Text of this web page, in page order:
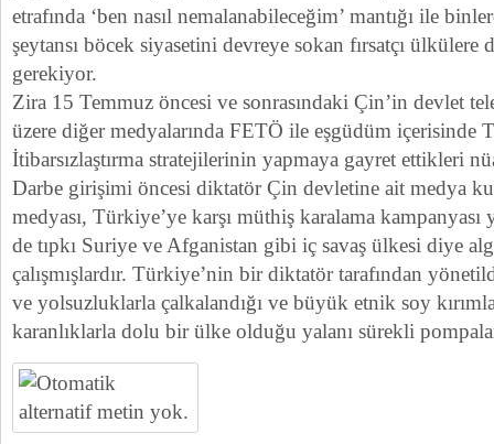
etrafında ‘ben nasıl nemalanabileceğim’ mantığı ile
şeytansı böcek siyasetini devreye sokan fırsatçı ülkülere
gerekiyor.
Zira 15 Temmuz öncesi ve sonrasındaki Çin’in devlet
üzere diğer medyalarında FETÖ ile eşgüdüm içerisinde
İtibarsızlaştırma stratejilerinin yapmaya gayret ettikleri
Darbe girişimi öncesi diktatör Çin devletine ait medya
medyası, Türkiye’ye karşı müthiş karalama
de tıpkı Suriye ve Afganistan gibi iç savaş ülkesi diye
çalışmışlardır. Türkiye’nin bir diktatör tarafından
ve yolsuzluklarla çalkalandığı ve büyük etnik soy
karanlıklarla dolu bir ülke olduğu yalanı sürekli